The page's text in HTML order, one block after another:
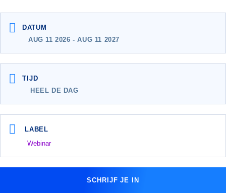
AUG 11 2026 - AUG 11 2027
HEEL DE DAG
LABEL
Webinar
SCHRIJF JE IN